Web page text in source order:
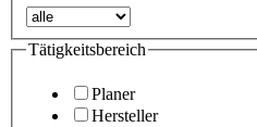
Tätigkeitsbereich
Planer
Hersteller